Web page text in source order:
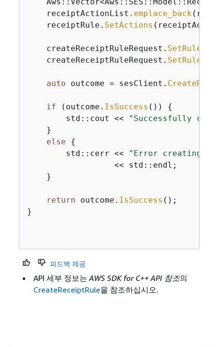
    receiptActionList.
emplace_back
    receiptRule.
SetActions
    createReceiptRuleRequest.
    createReceiptRuleRequest.
SetRule
auto outcome = sesClient.
if (outcome. IsSuccess ()) {
        std::cout <<
"Successfully
    }
else
{
        std::cerr <<
"Error creating
                  << std::endl;
    }
return outcome. IsSuccess ();
}
피드백 제공
API 세부 정보는AWS SDK for C++ API 참조의
CreateReceiptRule을 참조하십시오.